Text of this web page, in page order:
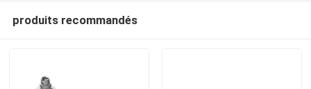
produits recommandés